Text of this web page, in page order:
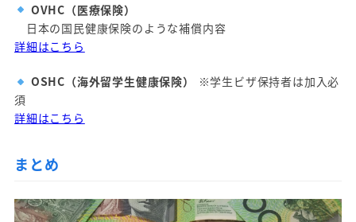
OVHC（医療保険）
日本の国民健康保険のような補償内容
詳細はこちら
OSHC（海外留学生健康保険）
※学生ビザ保持者は加入必
須
詳細はこちら
まとめ